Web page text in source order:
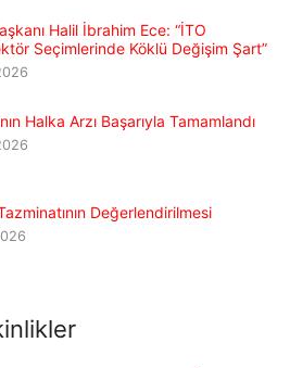
Halil İbrahim Ece: “İTO
Seçimlerinde Köklü Değişim Şart”
Halka Arzı Başarıyla Tamamlandı
Değerlendirilmesi